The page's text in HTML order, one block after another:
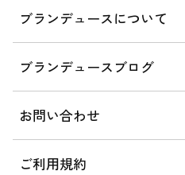
ブランデュースについて
ブランデュースブログ
お問い合わせ
ご利用規約